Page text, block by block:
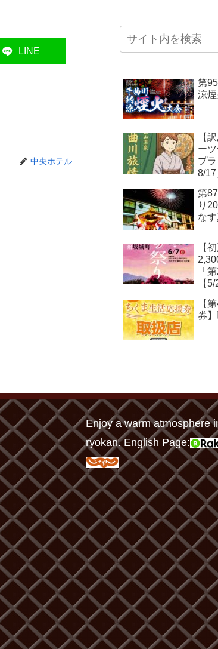
LINE
中央ホテル
第
涼
【
ー
プ
8/17
第
り
な
【
「
【
【
券
Enjoy a warm atmosphere
ryokan. English Page: